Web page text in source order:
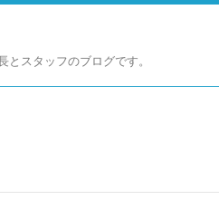
スタッフのブログです。